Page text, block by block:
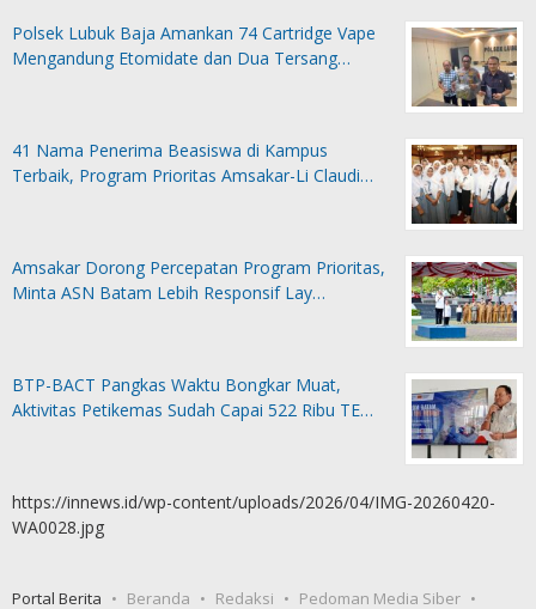
Polsek Lubuk Baja Amankan 74 Cartridge Vape
Mengandung Etomidate dan Dua Tersang…
41 Nama Penerima Beasiswa di Kampus
Terbaik, Program Prioritas Amsakar-Li Claudi…
Amsakar Dorong Percepatan Program Prioritas,
Minta ASN Batam Lebih Responsif Lay…
BTP-BACT Pangkas Waktu Bongkar Muat,
Aktivitas Petikemas Sudah Capai 522 Ribu TE…
https://innews.id/wp-content/uploads/2026/04/IMG-20260420-
WA0028.jpg
Portal Berita Beranda Redaksi Pedoman Media Siber